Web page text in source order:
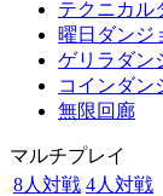
テクニカル
曜日ダンジ
ゲリラダン
コインダン
無限回廊
マルチプレイ
8人対戦 4人対戦